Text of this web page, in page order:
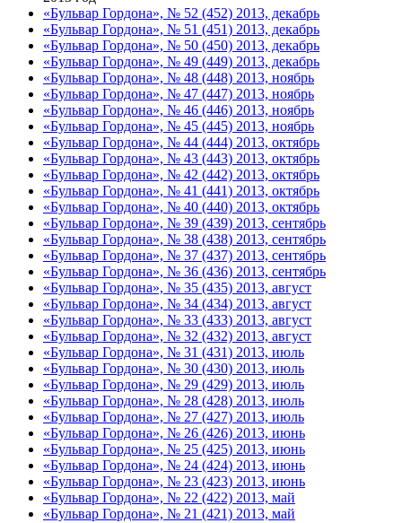
«Бульвар Гордона», № 52 (452) 2013, декабрь
«Бульвар Гордона», № 51 (451) 2013, декабрь
«Бульвар Гордона», № 50 (450) 2013, декабрь
«Бульвар Гордона», № 49 (449) 2013, декабрь
«Бульвар Гордона», № 48 (448) 2013, ноябрь
«Бульвар Гордона», № 47 (447) 2013, ноябрь
«Бульвар Гордона», № 46 (446) 2013, ноябрь
«Бульвар Гордона», № 45 (445) 2013, ноябрь
«Бульвар Гордона», № 44 (444) 2013, октябрь
«Бульвар Гордона», № 43 (443) 2013, октябрь
«Бульвар Гордона», № 42 (442) 2013, октябрь
«Бульвар Гордона», № 41 (441) 2013, октябрь
«Бульвар Гордона», № 40 (440) 2013, октябрь
«Бульвар Гордона», № 39 (439) 2013, сентябрь
«Бульвар Гордона», № 38 (438) 2013, сентябрь
«Бульвар Гордона», № 37 (437) 2013, сентябрь
«Бульвар Гордона», № 36 (436) 2013, сентябрь
«Бульвар Гордона», № 35 (435) 2013, август
«Бульвар Гордона», № 34 (434) 2013, август
«Бульвар Гордона», № 33 (433) 2013, август
«Бульвар Гордона», № 32 (432) 2013, август
«Бульвар Гордона», № 31 (431) 2013, июль
«Бульвар Гордона», № 30 (430) 2013, июль
«Бульвар Гордона», № 29 (429) 2013, июль
«Бульвар Гордона», № 28 (428) 2013, июль
«Бульвар Гордона», № 27 (427) 2013, июль
«Бульвар Гордона», № 26 (426) 2013, июнь
«Бульвар Гордона», № 25 (425) 2013, июнь
«Бульвар Гордона», № 24 (424) 2013, июнь
«Бульвар Гордона», № 23 (423) 2013, июнь
«Бульвар Гордона», № 22 (422) 2013, май
«Бульвар Гордона», № 21 (421) 2013, май